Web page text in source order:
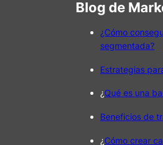
Blog de
¿Cómo
segmentada?
Estrategias
¿Qué es una
Beneficios de
¿Cómo crear